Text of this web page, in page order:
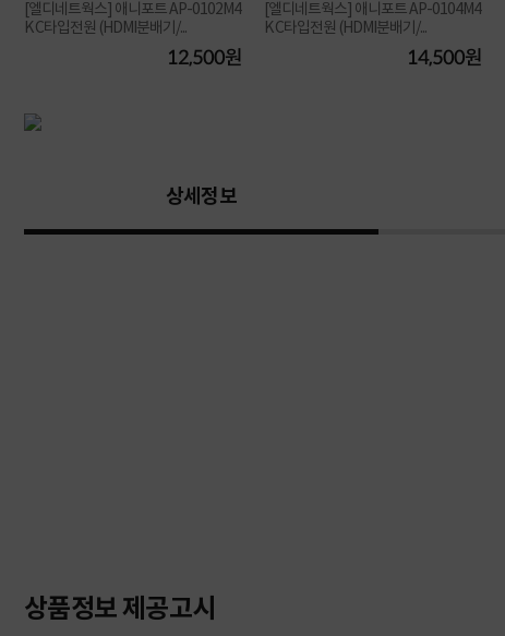
[엘디네트웍스] 애니포트 AP-0102M4
K C타입전원 (HDMI분배기/...
12,500원
[엘디네트웍스] 애니포트 AP-0104M4
K C타입전원 (HDMI분배기/...
14,500원
상세정보
상품정보 제공고시